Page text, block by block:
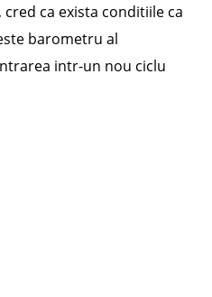
ca exista conditiile ca
barometru al
intr-un nou ciclu